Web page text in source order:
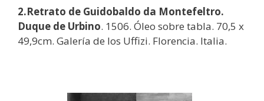
2.Retrato de Guidobaldo da Montefeltro.
Duque de Urbino. 1506. Óleo sobre tabla. 70,5 x
49,9cm. Galería de los Uffizi. Florencia. Italia.